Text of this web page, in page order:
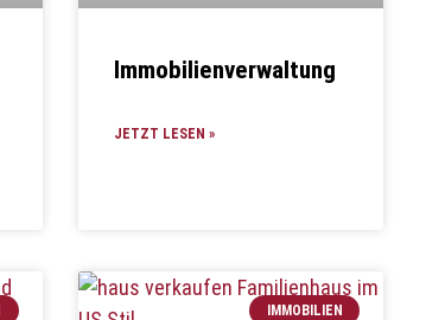
Immobilienverwaltung
JETZT LESEN »
IMMOBILIEN